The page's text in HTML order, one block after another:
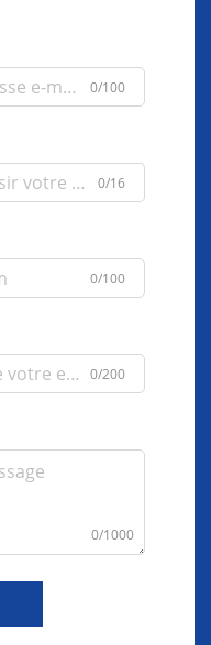
0/100
0/16
0/100
0/200
0/1000